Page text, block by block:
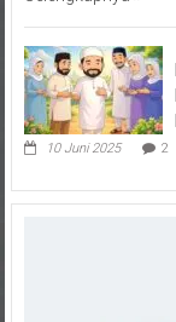
10 Juni 2025 2